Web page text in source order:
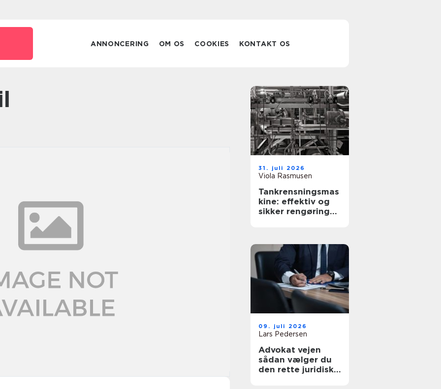
ANNONCERING OM OS COOKIES KONTAKT OS
31. juli 2026
Viola Rasmusen
Tankrensningsmas
kine: effektiv og
sikker rengøring
09. juli 2026
Lars Pedersen
Advokat vejen
sådan vælger du
den rette juridiske